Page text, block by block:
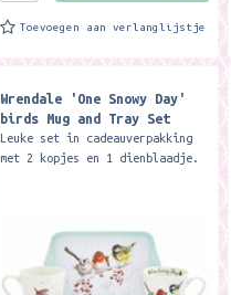
Toevoegen aan verlanglijstje
Wrendale 'One Snowy Day'
birds Mug and Tray Set
Leuke set in cadeauverpakking
met 2 kopjes en 1 dienblaadje.